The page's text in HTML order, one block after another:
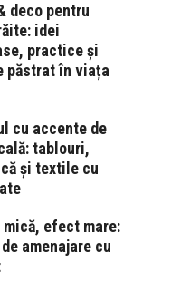
deco pentru
idei
practice și
păstrat în viața
cu accente de
tablouri,
și textile cu
mică, efect mare:
amenajare cu